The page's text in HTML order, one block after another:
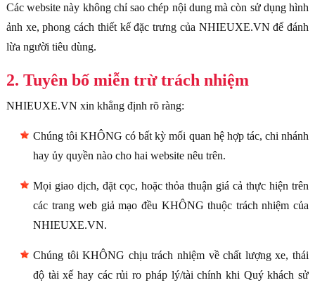
Các website này không chỉ sao chép nội dung mà còn sử dụng hình
ảnh xe, phong cách thiết kế đặc trưng của NHIEUXE.VN để đánh
lừa người tiêu dùng.
2. Tuyên bố miễn trừ trách nhiệm
NHIEUXE.VN xin khẳng định rõ ràng:
Chúng tôi KHÔNG có bất kỳ mối quan hệ hợp tác, chi nhánh
hay ủy quyền nào cho hai website nêu trên.
Mọi giao dịch, đặt cọc, hoặc thỏa thuận giá cả thực hiện trên
các trang web giả mạo đều KHÔNG thuộc trách nhiệm của
NHIEUXE.VN.
Chúng tôi KHÔNG chịu trách nhiệm về chất lượng xe, thái
độ tài xế hay các rủi ro pháp lý/tài chính khi Quý khách sử